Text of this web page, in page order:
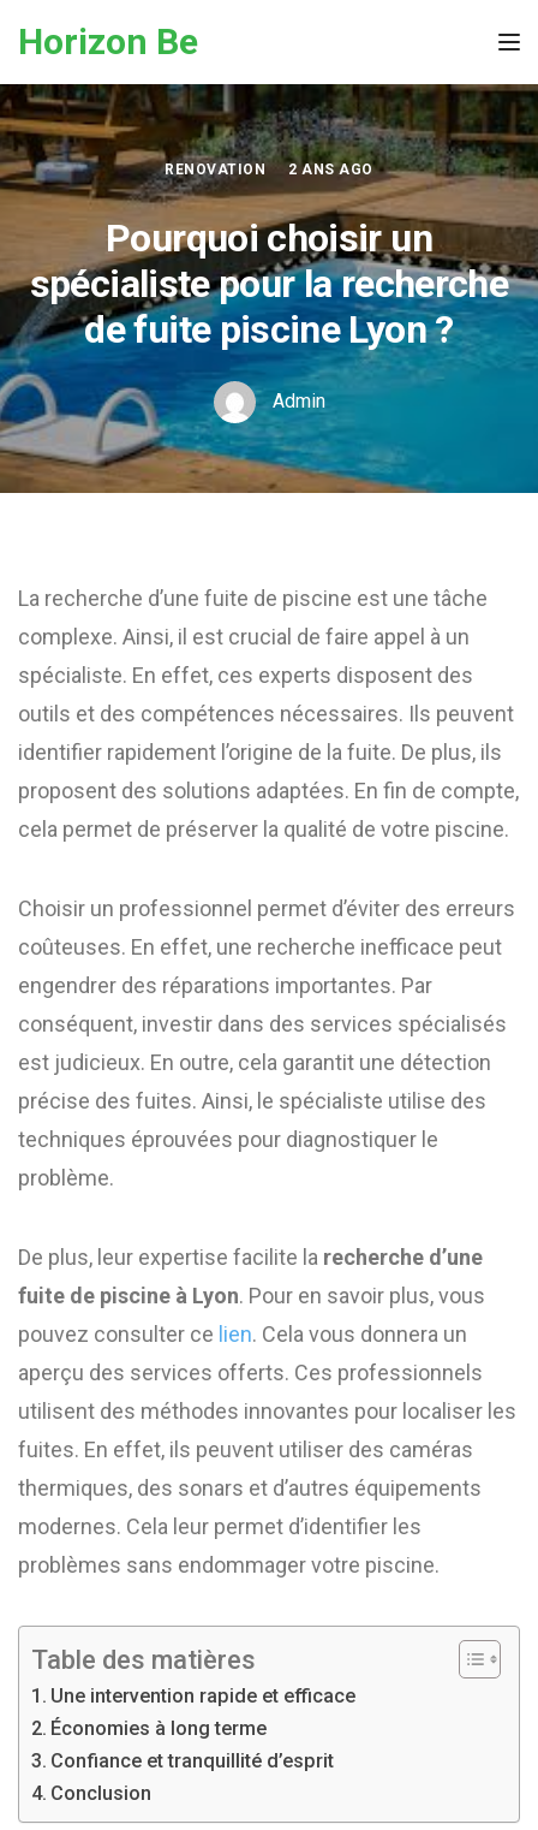
Horizon Be
RENOVATION 2 ANS AGO
Pourquoi choisir un
spécialiste pour la recherche
de fuite piscine Lyon ?
Admin
La recherche d’une fuite de piscine est une tâche
complexe. Ainsi, il est crucial de faire appel à un
spécialiste. En effet, ces experts disposent des
outils et des compétences nécessaires. Ils peuvent
identifier rapidement l’origine de la fuite. De plus, ils
proposent des solutions adaptées. En fin de compte,
cela permet de préserver la qualité de votre piscine.
Choisir un professionnel permet d’éviter des erreurs
coûteuses. En effet, une recherche inefficace peut
engendrer des réparations importantes. Par
conséquent, investir dans des services spécialisés
est judicieux. En outre, cela garantit une détection
précise des fuites. Ainsi, le spécialiste utilise des
techniques éprouvées pour diagnostiquer le
problème.
De plus, leur expertise facilite la recherche d’une
fuite de piscine à Lyon. Pour en savoir plus, vous
pouvez consulter ce lien. Cela vous donnera un
aperçu des services offerts. Ces professionnels
utilisent des méthodes innovantes pour localiser les
fuites. En effet, ils peuvent utiliser des caméras
thermiques, des sonars et d’autres équipements
modernes. Cela leur permet d’identifier les
problèmes sans endommager votre piscine.
Table des matières
Une intervention rapide et efficace
Économies à long terme
Confiance et tranquillité d’esprit
Conclusion